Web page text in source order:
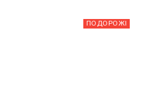
ПОДОРОЖІ